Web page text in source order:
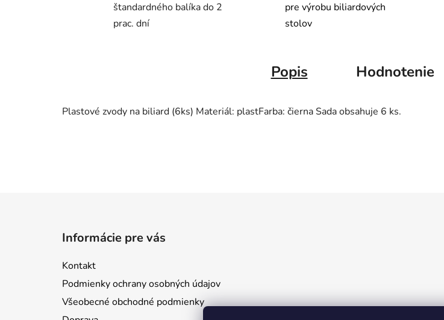
štandardného balíka do 2
prac. dní
pre výrobu biliardových
stolov
Popis Hodnotenie
Plastové zvody na biliard (6ks) Materiál: plastFarba: čierna Sada obsahuje 6 ks.
Informácie pre vás
Kontakt
Podmienky ochrany osobných údajov
Všeobecné obchodné podmienky